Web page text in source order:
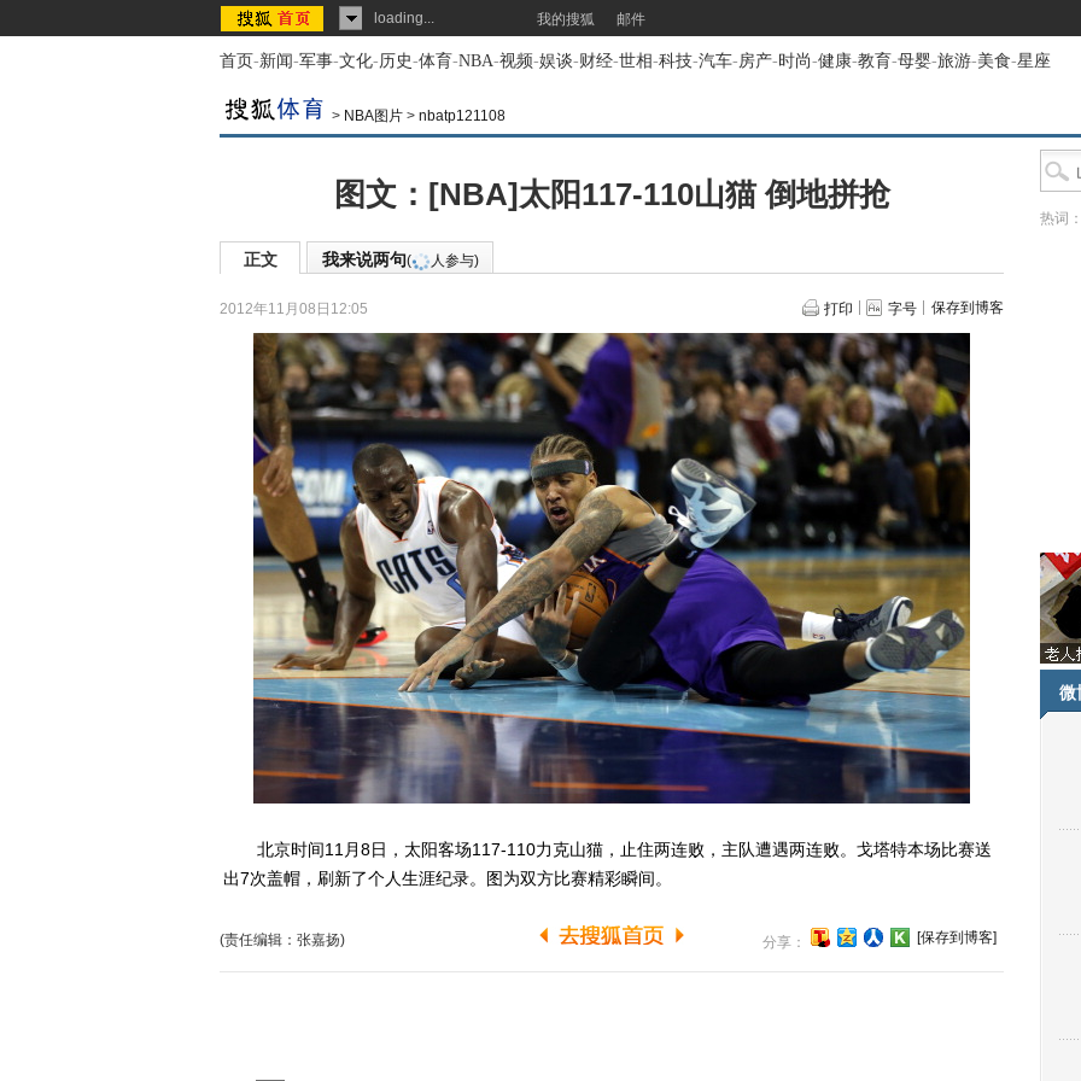
loading... 我的搜狐 邮件
首页-新闻-军事-文化-历史-体育-NBA-视频-娱谈-财经-世相-科技-汽车-房产-时尚-健康-教育-母婴-旅游-美食-星座
> NBA图片 > nbatp121108
图文：[NBA]太阳117-110山猫 倒地拼抢
正文 我来说两句( 人参与)
2012年11月08日12:05 打印 字号 保存到博客
北京时间11月8日，太阳客场117-110力克山猫，止住两连败，主队遭遇两连败。戈塔特本场比赛送
出7次盖帽，刷新了个人生涯纪录。图为双方比赛精彩瞬间。
(责任编辑：张嘉扬) 分享： [保存到博客]
热词
微